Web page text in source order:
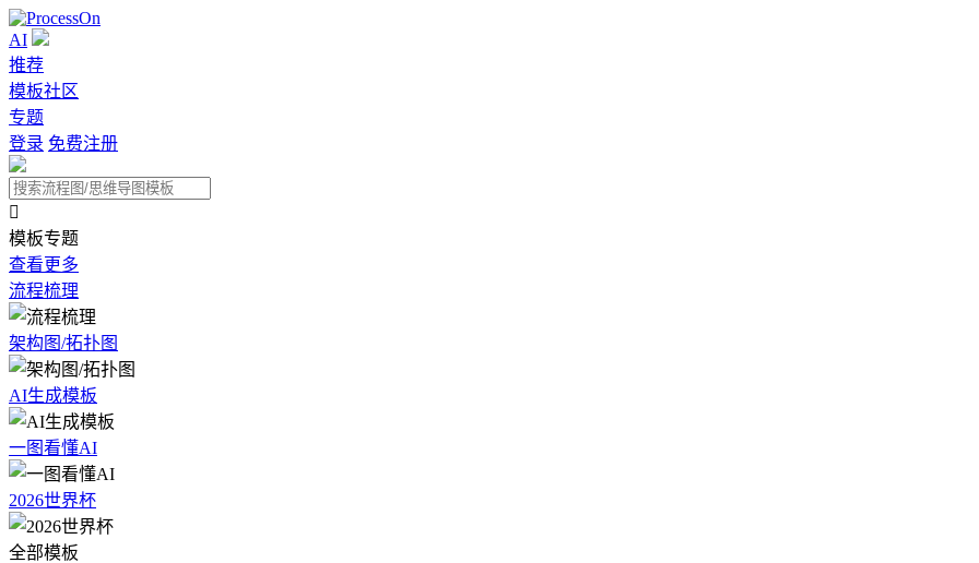
AI
推荐
模板社区
专题
登录 免费注册

模板专题
查看更多
流程梳理
架构图/拓扑图
AI生成模板
一图看懂AI
2026世界杯
全部模板